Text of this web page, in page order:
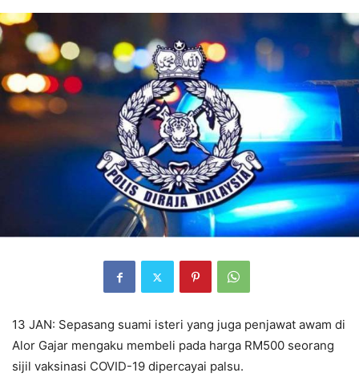
13 JAN: Sepasang suami isteri yang juga penjawat awam di
Alor Gajar mengaku membeli pada harga RM500 seorang
sijil vaksinasi COVID-19 dipercayai palsu.